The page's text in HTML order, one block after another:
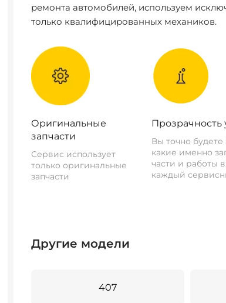
ремонта автомобилей, используем
только квалифицированных механиков.
Оригинальные
запчасти
Сервис использует
только оригинальные
запчасти
Прозрачность
Вы точно будете
какие именно
части и работы
каждый
Другие модели
407